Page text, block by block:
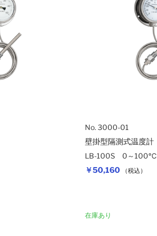
￥50,160 （税込）
No. 3000-01
壁掛型隔測式温度計
LB-100S 0～100℃
在庫あり